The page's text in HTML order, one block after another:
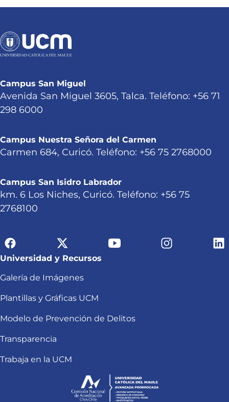
Campus San Miguel
Avenida San Miguel 3605, Talca. Teléfono: +56 71
298 6000
Campus Nuestra Señora del Carmen
Carmen 684, Curicó. Teléfono: +56 75 2768000
Campus San Isidro Labrador
km. 6 Los Niches, Curicó. Teléfono: +56 75
2768100
Universidad y Recursos
Galería de Imágenes
Plantillas y Gráficas UCM
Modelo de Prevención de Delitos
Transparencia
Trabaja en la UCM